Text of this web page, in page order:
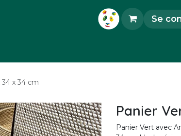
Se
34 x 34 cm
Panier
Panier Vert avec